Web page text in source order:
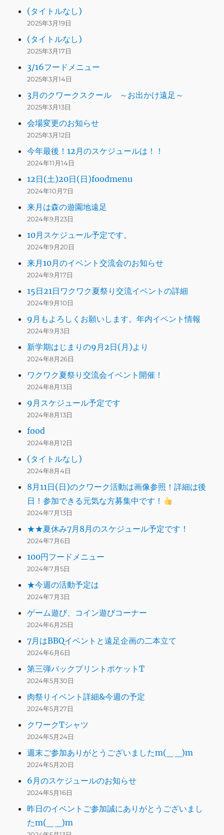
(タイトルなし)
2025年3月19日
(タイトルなし)
2025年3月17日
3/16フードメニュー
2025年3月14日
3月のクワークスクール ～お出かけ遠足～
2025年3月13日
会場変更のお知らせ
2025年3月12日
今年最後！12月のスケジュールは！！
2024年11月14日
12日(土)20日(日)foodmenu
2024年10月7日
来月は森の遊園地遠足
2024年9月23日
10月スケジュール予定です。
2024年9月20日
来月10月のイベント交流会のお知らせ
2024年9月17日
15日21日ワクワク夏祭り交流イベントの詳細
2024年9月10日
9月もよろしくお願いします。年内イベント情報
2024年9月3日
新学期はじまりの9月2日(月)より
2024年8月26日
ワクワク夏祭り交流会イベント開催！
2024年8月13日
9月スケジュール予定です
2024年8月13日
food
2024年8月12日
(タイトルなし)
2024年8月4日
8月11日(日)のクワーク活動は画像参照！詳細は後
日！参加できる元気な方募集中です！
2024年7月13日
★★夏休み7月8月のスケジュール予定です！
2024年7月6日
100円フードメニュー
2024年7月5日
★今週の活動予定は
2024年7月3日
ゲーム遊び、コイン遊びコーナー
2024年6月25日
7月はBBQイベントと遠足企画の二本立て
2024年6月6日
第三弾バックプリントポケットT
2024年5月30日
肉祭りイベント詳細&今週の予定
2024年5月27日
クワークTシャツ
2024年5月24日
週末ご参加ありがとうございましたm(_ _)m
2024年5月20日
6月のスケジュールのお知らせ
2024年5月16日
昨日のイベントご参加誠にありがとうございまし
たm(_ _)m